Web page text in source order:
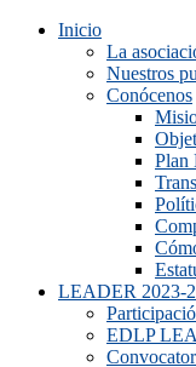
Inicio
La
Nuestros
Conócenos
Plan
LEADER 2023-
EDLP